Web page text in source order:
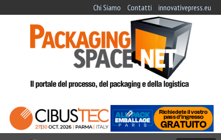
Chi Siamo Contatti innovativepress.eu